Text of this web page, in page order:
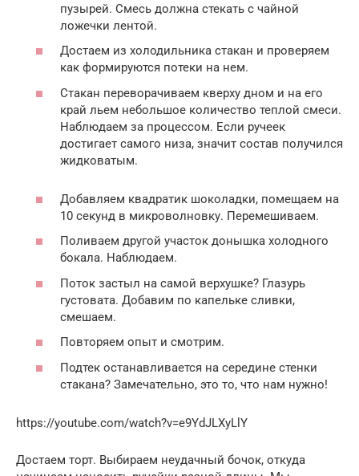
пузырей. Смесь должна стекать с чайной
ложечки лентой.
Достаем из холодильника стакан и проверяем
как формируются потеки на нем.
Стакан переворачиваем кверху дном и на его
край льем небольшое количество теплой смеси.
Наблюдаем за процессом. Если ручеек
достигает самого низа, значит состав получился
жидковатым.
Добавляем квадратик шоколадки, помещаем на
10 секунд в микроволновку. Перемешиваем.
Поливаем другой участок донышка холодного
бокала. Наблюдаем.
Поток застыл на самой верхушке? Глазурь
густовата. Добавим по капельке сливки,
смешаем.
Повторяем опыт и смотрим.
Подтек останавливается на середине стенки
стакана? Замечательно, это то, что нам нужно!
https://youtube.com/watch?v=e9YdJLXyLlY
Достаем торт. Выбираем неудачный бочок, откуда